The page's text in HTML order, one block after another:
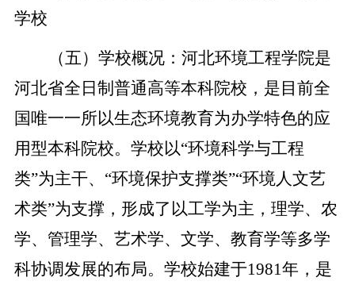
学校
（五）学校概况：河北环境工程学院是
河北省全日制普通高等本科院校，是目前全
国唯一一所以生态环境教育为办学特色的应
用型本科院校。学校以“环境科学与工程
类”为主干、“环境保护支撑类”“环境人文艺
术类”为支撑，形成了以工学为主，理学、农
学、管理学、艺术学、文学、教育学等多学
科协调发展的布局。学校始建于1981年，是